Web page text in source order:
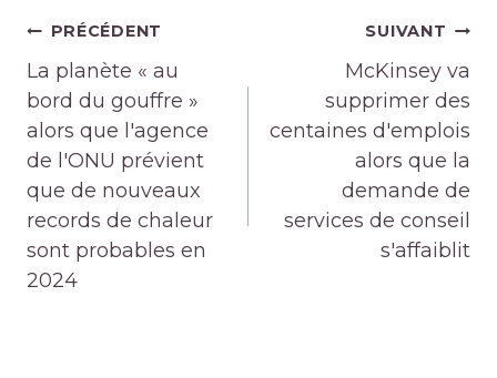
Navigation
de
l’article
PRÉCÉDENT
La planète « au
bord du gouffre »
alors que l'agence
de l'ONU prévient
que de nouveaux
records de chaleur
sont probables en
2024
SUIVANT
McKinsey va
supprimer des
centaines d'emplois
alors que la
demande de
services de conseil
s'affaiblit